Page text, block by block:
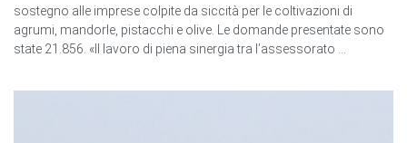
sostegno alle imprese colpite da siccità per le coltivazioni di
agrumi, mandorle, pistacchi e olive. Le domande presentate sono
state 21.856. «Il lavoro di piena sinergia tra l’assessorato ...